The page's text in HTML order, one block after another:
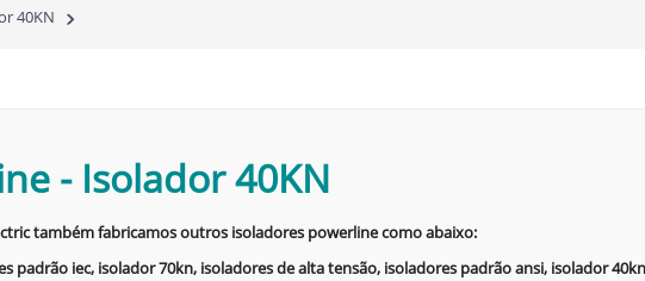
40KN
- Isolador 40KN
também fabricamos outros isoladores powerline como abaixo:
padrão iec, isolador 70kn, isoladores de alta tensão, isoladores padrão ansi, isolador